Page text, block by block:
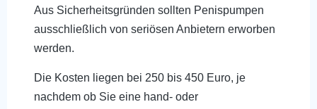
Aus Sicherheitsgründen sollten Penispumpen
ausschließlich von seriösen Anbietern erworben
werden.
Die Kosten liegen bei 250 bis 450 Euro, je
nachdem ob Sie eine hand- oder